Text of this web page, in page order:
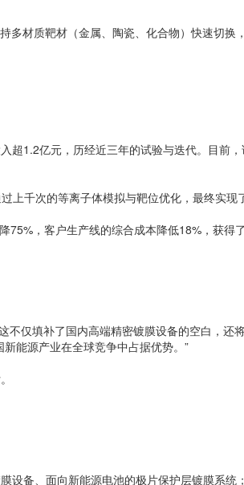
材质靶材（金属、陶瓷、化合物）快速切
1.2亿元，历经近三年的试验与迭代。目前
上千次的等离子体模拟与靶位优化，最终实现
，客户生产线的综合成本降低18%，获得了
仅填补了国内高端精密镀膜设备的空白，
能源产业在全球竞争中占据优势。”
备、面向新能源电池的极片保护层镀膜系